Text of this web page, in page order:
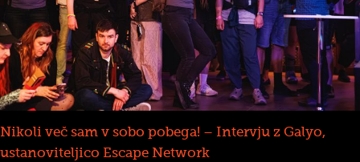
Nikoli več sam v sobo pobega! – Intervju z Galyo,
ustanoviteljico Escape Network